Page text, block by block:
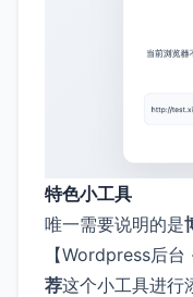
特色小工具
唯一需要说明的是
【Wordpress后
荐这个小工具进行